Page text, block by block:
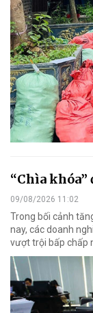
“Chìa khóa”
09/08/2026 11:02
Trong bối cảnh
nay, các doanh
vượt trội bấp chấp